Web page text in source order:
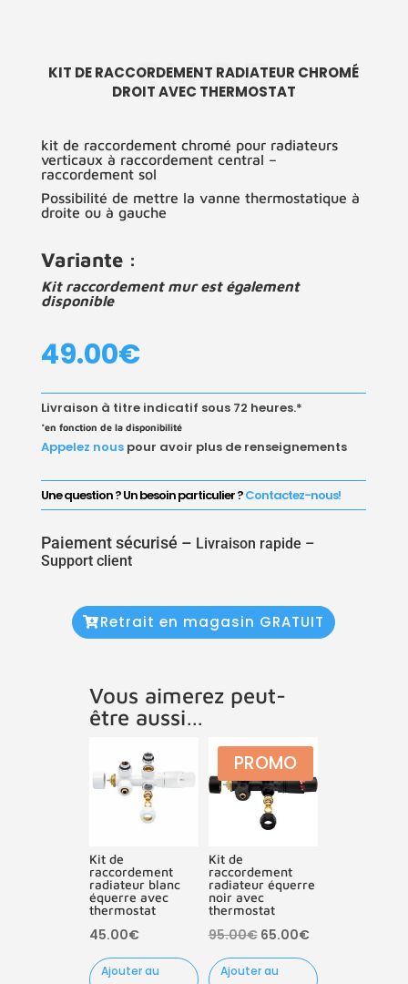
SHOP
KIT DE RACCORDEMENT RADIATEUR CHROMÉ
DROIT AVEC THERMOSTAT
kit de raccordement chromé pour radiateurs
verticaux à raccordement central –
raccordement sol
Possibilité de mettre la vanne thermostatique à
droite ou à gauche
Variante :
Kit raccordement mur est également
disponible
49.00€
Livraison à titre indicatif sous 72 heures.*
*en fonction de la disponibilité
Appelez nouspour avoir plus de renseignements
Une question ? Un besoin particulier ?Contactez-nous!
Paiement sécurisé – Livraison rapide –
Support client
Retrait en magasin GRATUIT
Vous aimerez peut-
être aussi…
Kit de
raccordement
radiateur blanc
équerre avec
thermostat
45.00€
Ajouter au
PROMO
Kit de
raccordement
radiateur équerre
noir avec
thermostat
95.00€ Le
prix
65.00€Le
prix
Ajouter au